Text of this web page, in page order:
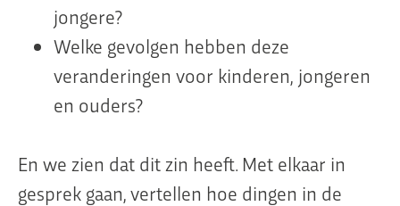
jongere?
Welke gevolgen hebben deze
veranderingen voor kinderen, jongeren
en ouders?
En we zien dat dit zin heeft. Met elkaar in
gesprek gaan, vertellen hoe dingen in de